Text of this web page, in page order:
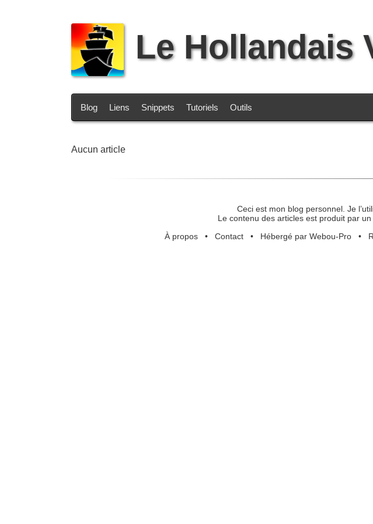
Le Hollandais
Blog Liens Snippets Tutoriels Outils
Aucun article
Ceci est mon blog personnel. Je
Le contenu des articles est produit par
À propos• Contact• Hébergé par Webou-Pro•